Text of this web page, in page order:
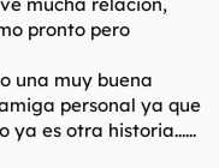
pronto pero
una muy buena
personal ya que
ya es otra historia......